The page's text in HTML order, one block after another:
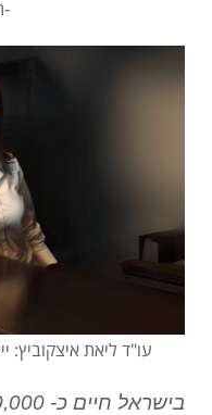
-
עו"ד ליאת איצקוביץ:
בישראל חיים כ- 250,000 מתמודדי נפש